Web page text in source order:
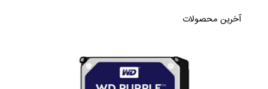
آخرین محصولات